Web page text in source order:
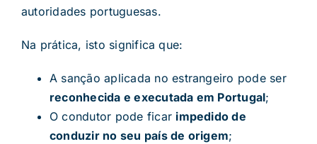
autoridades portuguesas.
Na prática, isto significa que:
A sanção aplicada no estrangeiro pode ser
reconhecida e executada em Portugal;
O condutor pode ficar impedido de
conduzir no seu país de origem;